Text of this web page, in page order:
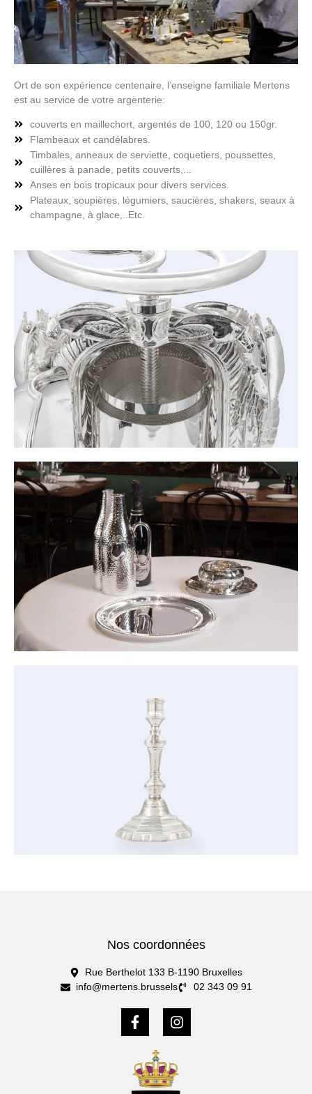
Ort de son expérience centenaire, l’enseigne familiale Mertens
est au service de votre argenterie:
couverts en maillechort, argentés de 100, 120 ou 150gr.
Flambeaux et candélabres.
Timbales, anneaux de serviette, coquetiers, poussettes,
cuillères à panade, petits couverts,...
Anses en bois tropicaux pour divers services.
Plateaux, soupières, légumiers, saucières, shakers, seaux à
champagne, à glace,..Etc.
Nos coordonnées
Rue Berthelot 133 B-1190 Bruxelles
info@mertens.brussels
02 343 09 91